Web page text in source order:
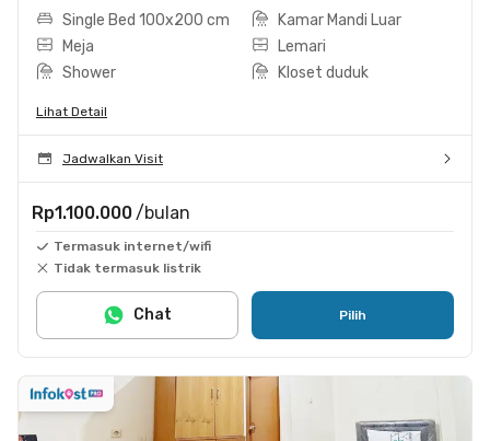
Single Bed 100x200 cm
Kamar Mandi Luar
Meja
Lemari
Shower
Kloset duduk
Lihat Detail
Jadwalkan Visit
Rp1.100.000 /bulan
Termasuk internet/wifi
Tidak termasuk listrik
Pilih
Chat